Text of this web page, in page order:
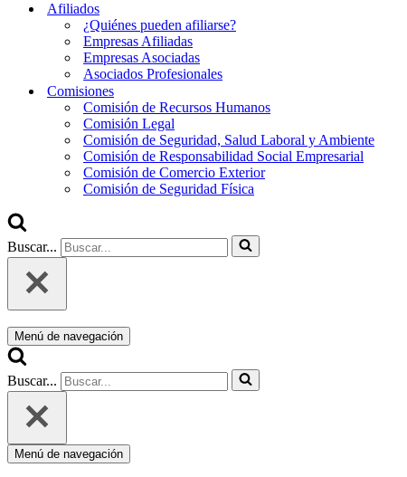
Afiliados
¿Quiénes pueden afiliarse?
Empresas Afiliadas
Empresas Asociadas
Asociados Profesionales
Comisiones
Comisión de Recursos Humanos
Comisión Legal
Comisión de Seguridad, Salud Laboral y Ambiente
Comisión de Responsabilidad Social Empresarial
Comisión de Comercio Exterior
Comisión de Seguridad Física
Buscar...
Menú de navegación
Buscar...
Menú de navegación